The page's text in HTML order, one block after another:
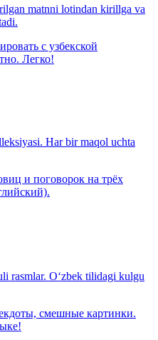
matnni lotindan kirillga va
с узбекской
Легко!
Har bir maqol uchta
и поговорок на трёх
rasmlar. O‘zbek tilidagi kulgu
смешные картинки.